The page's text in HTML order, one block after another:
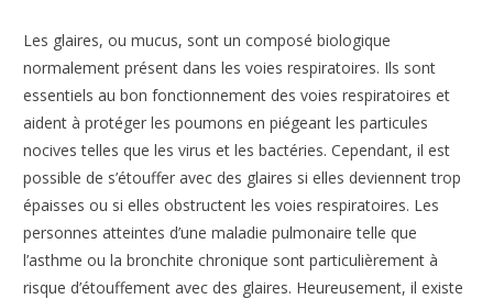
Les glaires, ou mucus, sont un composé biologique
normalement présent dans les voies respiratoires. Ils sont
essentiels au bon fonctionnement des voies respiratoires et
aident à protéger les poumons en piégeant les particules
nocives telles que les virus et les bactéries. Cependant, il est
possible de s’étouffer avec des glaires si elles deviennent trop
épaisses ou si elles obstructent les voies respiratoires. Les
personnes atteintes d’une maladie pulmonaire telle que
l’asthme ou la bronchite chronique sont particulièrement à
risque d’étouffement avec des glaires. Heureusement, il existe